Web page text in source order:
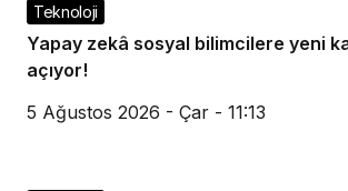
Teknoloji
Yapay zekâ sosyal bilimcilere yeni
açıyor!
5 Ağustos 2026 - Çar - 11:13